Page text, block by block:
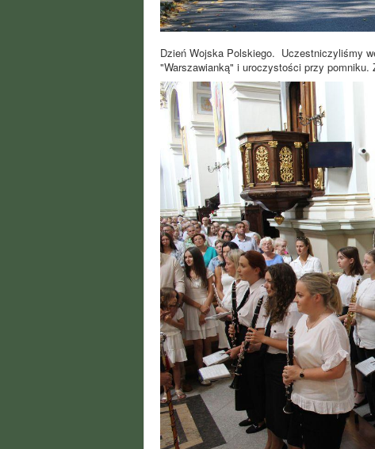
Dzień Wojska Polskiego. Uczestniczyliśmy
"Warszawianką" i uroczystości przy pomniku.